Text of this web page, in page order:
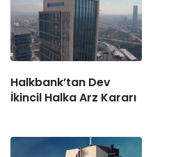
Halkbank’tan Dev
İkincil Halka Arz Kararı